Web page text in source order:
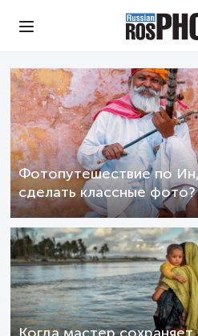
Фотопутешествие по
сделать классные фото?
Когда мастер